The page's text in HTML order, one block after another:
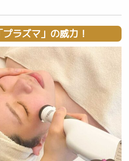
ラズマ」の威力！